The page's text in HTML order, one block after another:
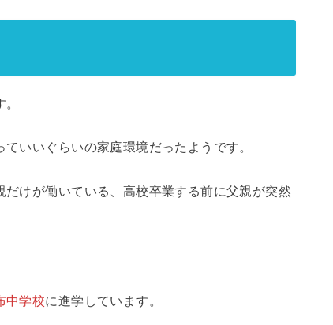
ていいぐらいの家庭環境だったようです。
けが働いている、高校卒業する前に父親が突然
中学校に進学しています。